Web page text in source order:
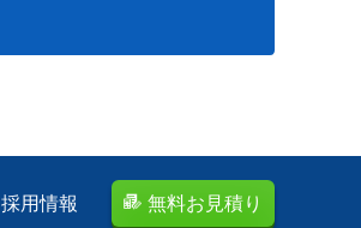
採用情報 無料お見積り